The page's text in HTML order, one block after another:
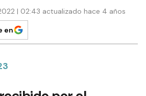
| 02:43 actualizado hace 4 años
en